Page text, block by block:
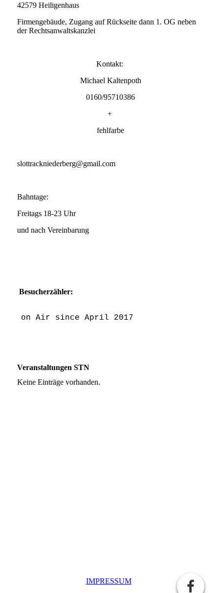
42579 Heiligenhaus
Firmengebäude, Zugang auf Rückseite dann 1. OG neben
der Rechtsanwaltskanzlei
Kontakt:
Michael Kaltenpoth
0160/95710386
+
fehlfarbe
slottrackniederberg@gmail.com
Bahntage:
Freitags 18-23 Uhr
und nach Vereinbarung
Besucherzähler:
on Air since April 2017
Veranstaltungen STN
Keine Einträge vorhanden.
IMPRESSUM